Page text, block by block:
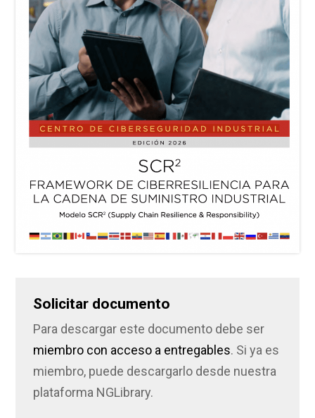
Solicitar documento
Para descargar este documento debe ser
miembro con acceso a entregables. Si ya es
miembro, puede descargarlo desde nuestra
plataforma NGLibrary.